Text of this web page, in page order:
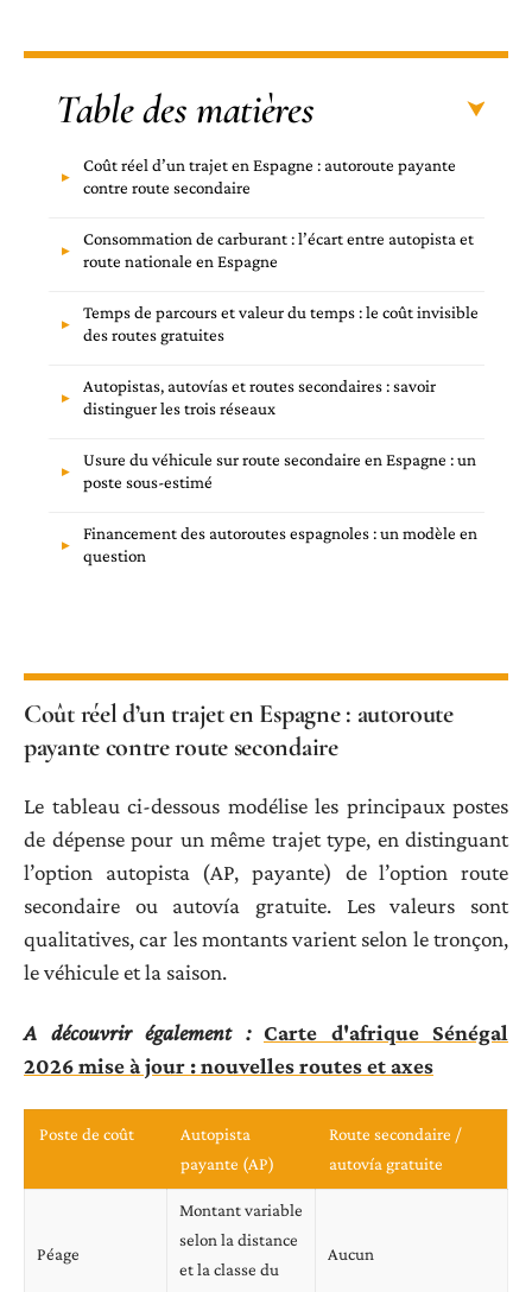
Table des matières
Coût réel d’un trajet en Espagne : autoroute payante
contre route secondaire
Consommation de carburant : l’écart entre autopista et
route nationale en Espagne
Temps de parcours et valeur du temps : le coût invisible
des routes gratuites
Autopistas, autovías et routes secondaires : savoir
distinguer les trois réseaux
Usure du véhicule sur route secondaire en Espagne : un
poste sous-estimé
Financement des autoroutes espagnoles : un modèle en
question
Coût réel d’un trajet en Espagne : autoroute
payante contre route secondaire
Le tableau ci-dessous modélise les principaux postes
de dépense pour un même trajet type, en distinguant
l’option autopista (AP, payante) de l’option route
secondaire ou autovía gratuite. Les valeurs sont
qualitatives, car les montants varient selon le tronçon,
le véhicule et la saison.
A découvrir également : Carte d'afrique Sénégal
2026 mise à jour : nouvelles routes et axes
Poste de coût
Autopista
payante (AP)
Route secondaire /
autovía gratuite
Péage
Montant variable
selon la distance
et la classe du
Aucun